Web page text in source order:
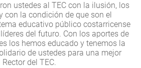
ustedes al TEC con la ilusión, los
con la condición de que son el
educativo público costarricense
del futuro. Con los aportes de
los hemos educado y tenemos la
de ustedes para una mejor
Rector del TEC.